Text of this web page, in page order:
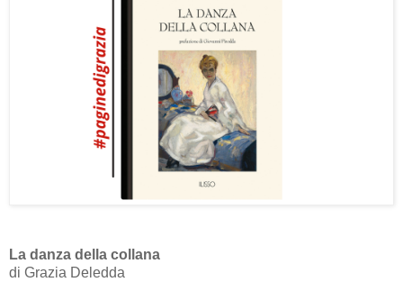
La danza della collana
di Grazia Deledda